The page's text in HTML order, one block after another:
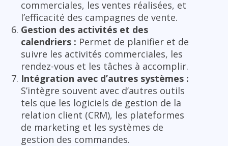
commerciales, les ventes réalisées, et
l’efficacité des campagnes de vente.
Gestion des activités et des
calendriers : Permet de planifier et de
suivre les activités commerciales, les
rendez-vous et les tâches à accomplir.
Intégration avec d’autres systèmes :
S’intègre souvent avec d’autres outils
tels que les logiciels de gestion de la
relation client (CRM), les plateformes
de marketing et les systèmes de
gestion des commandes.